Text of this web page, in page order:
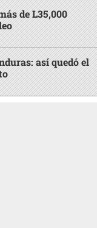
de L35,000
así quedó el